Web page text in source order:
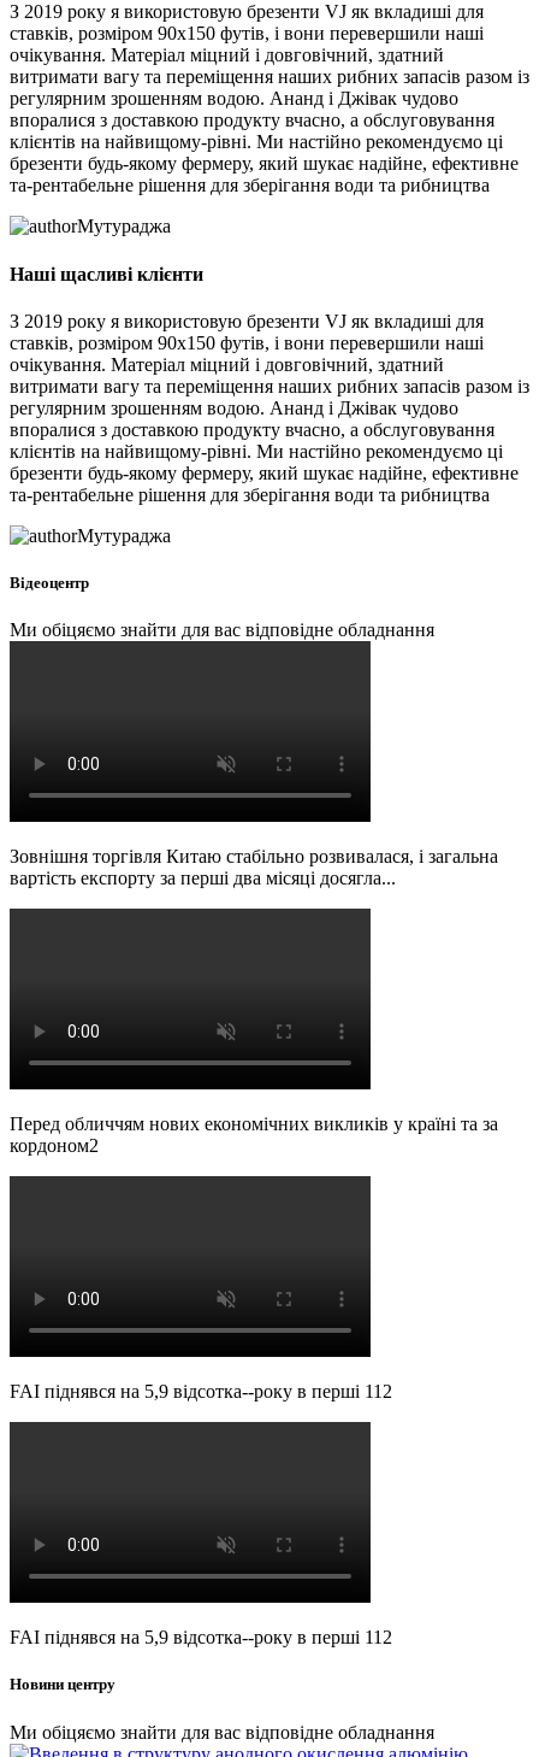
З 2019 року я використовую брезенти VJ як вкладиші для
ставків, розміром 90x150 футів, і вони перевершили наші
очікування. Матеріал міцний і довговічний, здатний
витримати вагу та переміщення наших рибних запасів разом із
регулярним зрошенням водою. Ананд і Джівак чудово
впоралися з доставкою продукту вчасно, а обслуговування
клієнтів на найвищому-рівні. Ми настійно рекомендуємо ці
брезенти будь-якому фермеру, який шукає надійне, ефективне
та-рентабельне рішення для зберігання води та рибництва
Мутураджа
Наші щасливі клієнти
З 2019 року я використовую брезенти VJ як вкладиші для
ставків, розміром 90x150 футів, і вони перевершили наші
очікування. Матеріал міцний і довговічний, здатний
витримати вагу та переміщення наших рибних запасів разом із
регулярним зрошенням водою. Ананд і Джівак чудово
впоралися з доставкою продукту вчасно, а обслуговування
клієнтів на найвищому-рівні. Ми настійно рекомендуємо ці
брезенти будь-якому фермеру, який шукає надійне, ефективне
та-рентабельне рішення для зберігання води та рибництва
Мутураджа
Відеоцентр
Ми обіцяємо знайти для вас відповідне обладнання
Зовнішня торгівля Китаю стабільно розвивалася, і загальна
вартість експорту за перші два місяці досягла...
Перед обличчям нових економічних викликів у країні та за
кордоном2
FAI піднявся на 5,9 відсотка--року в перші 112
FAI піднявся на 5,9 відсотка--року в перші 112
Новини центру
Ми обіцяємо знайти для вас відповідне обладнання